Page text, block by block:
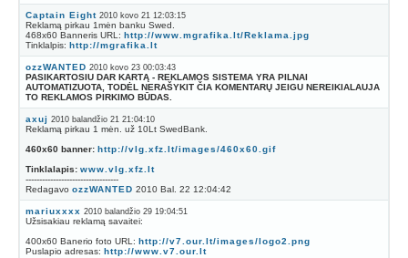
Captain Eight 2010 kovo 21 12:03:15
Reklamą pirkau 1mėn banku Swed.
468x60 Banneris URL: http://www.mgrafika.lt/Reklama.jpg
Tinklalpis: http://mgrafika.lt
ozzWANTED 2010 kovo 23 00:03:43
PASIKARTOSIU DAR KARTĄ - REKLAMOS SISTEMA YRA PILNAI
AUTOMATIZUOTA, TODĖL NERAŠYKIT ČIA KOMENTARŲ JEIGU NEREIKIALAUJA
TO REKLAMOS PIRKIMO BŪDAS.
axuj 2010 balandžio 21 21:04:10
Reklamą pirkau 1 mėn. už 10Lt SwedBank.
460x60 banner: http://vlg.xfz.lt/images/460x60.gif
Tinklalapis: www.vlg.xfz.lt
----------------------------------
Redagavo ozzWANTED 2010 Bal. 22 12:04:42
mariuxxxx 2010 balandžio 29 19:04:51
Užsisakiau reklamą savaitei:
400x60 Banerio foto URL: http://v7.our.lt/images/logo2.png
Puslapio adresas: http://www.v7.our.lt